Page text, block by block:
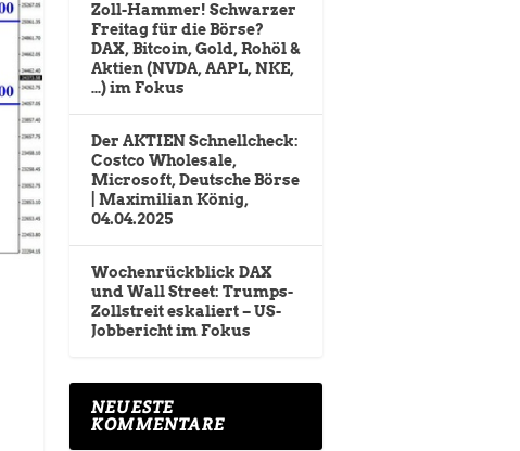
Zoll-Hammer! Schwarzer
Freitag für die Börse?
DAX, Bitcoin, Gold, Rohöl &
Aktien (NVDA, AAPL, NKE,
…) im Fokus
Der AKTIEN Schnellcheck:
Costco Wholesale,
Microsoft, Deutsche Börse
| Maximilian König,
04.04.2025
Wochenrückblick DAX
und Wall Street: Trumps-
Zollstreit eskaliert – US-
Jobbericht im Fokus
NEUESTE
KOMMENTARE